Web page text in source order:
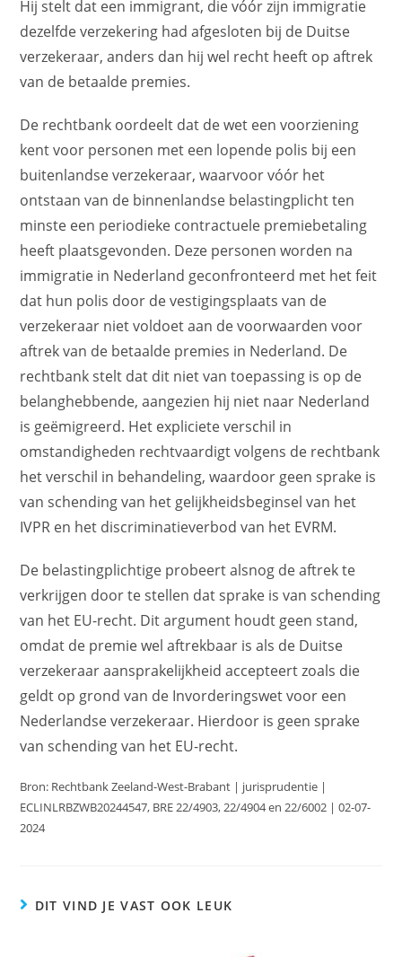
Hij stelt dat een immigrant, die vóór zijn immigratie
dezelfde verzekering had afgesloten bij de Duitse
verzekeraar, anders dan hij wel recht heeft op aftrek
van de betaalde premies.
De rechtbank oordeelt dat de wet een voorziening
kent voor personen met een lopende polis bij een
buitenlandse verzekeraar, waarvoor vóór het
ontstaan van de binnenlandse belastingplicht ten
minste een periodieke contractuele premiebetaling
heeft plaatsgevonden. Deze personen worden na
immigratie in Nederland geconfronteerd met het feit
dat hun polis door de vestigingsplaats van de
verzekeraar niet voldoet aan de voorwaarden voor
aftrek van de betaalde premies in Nederland. De
rechtbank stelt dat dit niet van toepassing is op de
belanghebbende, aangezien hij niet naar Nederland
is geëmigreerd. Het expliciete verschil in
omstandigheden rechtvaardigt volgens de rechtbank
het verschil in behandeling, waardoor geen sprake is
van schending van het gelijkheidsbeginsel van het
IVPR en het discriminatieverbod van het EVRM.
De belastingplichtige probeert alsnog de aftrek te
verkrijgen door te stellen dat sprake is van schending
van het EU-recht. Dit argument houdt geen stand,
omdat de premie wel aftrekbaar is als de Duitse
verzekeraar aansprakelijkheid accepteert zoals die
geldt op grond van de Invorderingswet voor een
Nederlandse verzekeraar. Hierdoor is geen sprake
van schending van het EU-recht.
Bron: Rechtbank Zeeland-West-Brabant | jurisprudentie |
ECLINLRBZWB20244547, BRE 22/4903, 22/4904 en 22/6002 | 02-07-
2024
DIT VIND JE VAST OOK LEUK